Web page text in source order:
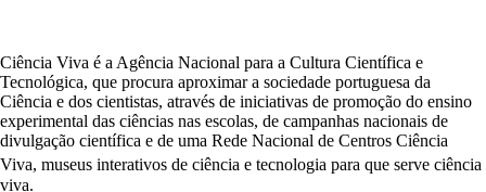
Ciência Viva é a Agência Nacional para a Cultura Científica e
Tecnológica, que procura aproximar a sociedade portuguesa da
Ciência e dos cientistas, através de iniciativas de promoção do ensino
experimental das ciências nas escolas, de campanhas nacionais de
divulgação científica e de uma Rede Nacional de Centros Ciência
Viva, museus interativos de ciência e tecnologia para que serve ciência
viva.